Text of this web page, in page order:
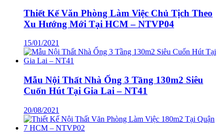
Thiết Kế Văn Phòng Làm Việc Chủ Tịch Theo
Xu Hướng Mới Tại HCM – NTVP04
15/01/2021
Mẫu Nội Thất Nhà Ống 3 Tầng 130m2 Siêu
Cuốn Hút Tại Gia Lai – NT41
20/08/2021